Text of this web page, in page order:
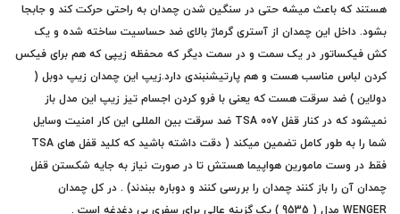
هستند که باعث میشه حتی در سنگین شدن چمدان به راحتی حرکت کند و جابجا
بشود. داخل این چمدان از آستری گرماژ بالای ضد حساسیت ساخته شده و یک
کش فیکساتور در یک سمت و در سمت دیگر که محفظه زیپی که هم برای فیکس
کردن لباس مناسب هست و هم پارتیشنبندی دارد.زیپ این چمدان زیپ دوبل (
دولاین ) ضد سرقت هست که یعنی با فرو کردن اجسام تیز زیپ این مدل باز
نمیشود که در کنار قفل TSA 007 ضد سرقت بین المللی این کار امنیت وسایل
شما را به طور کامل تضمین میکند ( دقت داشته باشید که کلید قفل های TSA
فقط در وست مامورین هواپیما هستش تا در صورت نیاز به جایه شکستن قفل
چمدان آن را باز کنند چمدان را بررسی کنند و دوباره ببندند) . در کل چمدان
WENGER مدل ( 9535 ) یک گزینه عالی برای سفری بی دغدغه است .